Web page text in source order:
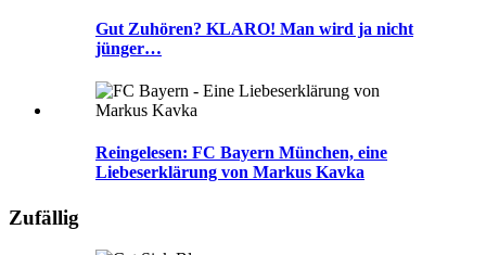
Gut Zuhören? KLARO! Man wird ja nicht
jünger…
Reingelesen: FC Bayern München, eine
Liebeserklärung von Markus Kavka
Zufällig